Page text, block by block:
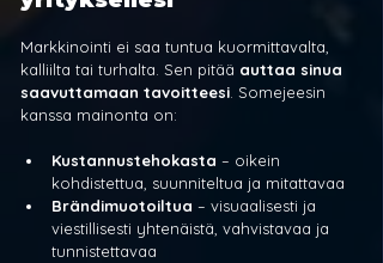
Markkinointi ei saa tuntua kuormittavalta,
kalliilta tai turhalta. Sen pitää auttaa sinua
saavuttamaan tavoitteesi. Somejeesin
kanssa mainonta on:
Kustannustehokasta – oikein
kohdistettua, suunniteltua ja mitattavaa
Brändimuotoiltua – visuaalisesti ja
viestillisesti yhtenäistä, vahvistavaa ja
tunnistettavaa